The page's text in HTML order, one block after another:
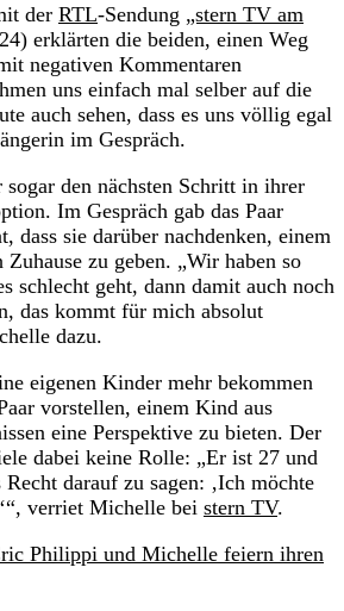
der RTL-Sendung „stern TV am
erklärten die beiden, einen Weg
negativen Kommentaren
uns einfach mal selber auf die
auch sehen, dass es uns völlig egal
im Gespräch.
sogar den nächsten Schritt in ihrer
Im Gespräch gab das Paar
dass sie darüber nachdenken, einem
zu geben. „Wir haben so
schlecht geht, dann damit auch noch
das kommt für mich absolut
dazu.
eigenen Kinder mehr bekommen
vorstellen, einem Kind aus
eine Perspektive zu bieten. Der
dabei keine Rolle: „Er ist 27 und
darauf zu sagen: ‚Ich möchte
verriet Michelle bei stern TV.
Philippi und Michelle feiern ihren